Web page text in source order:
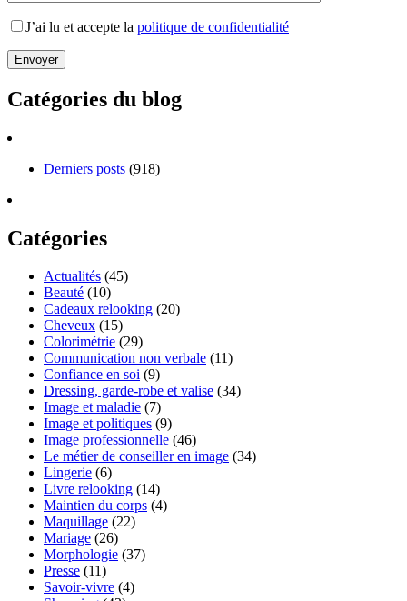
J’ai lu et accepte la politique de confidentialité
Catégories du blog
Derniers posts (918)
Catégories
Actualités (45)
Beauté (10)
Cadeaux relooking (20)
Cheveux (15)
Colorimétrie (29)
Communication non verbale (11)
Confiance en soi (9)
Dressing, garde-robe et valise (34)
Image et maladie (7)
Image et politiques (9)
Image professionnelle (46)
Le métier de conseiller en image (34)
Lingerie (6)
Livre relooking (14)
Maintien du corps (4)
Maquillage (22)
Mariage (26)
Morphologie (37)
Presse (11)
Savoir-vivre (4)